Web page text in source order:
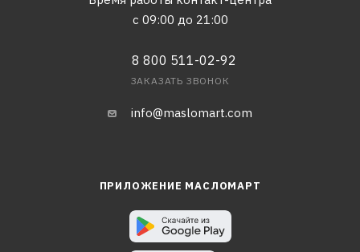
с 09:00 до 21:00
8 800 511-02-92
ЗАКАЗАТЬ ЗВОНОК
info@maslomart.com
ПРИЛОЖЕНИЕ МАСЛОМАРТ